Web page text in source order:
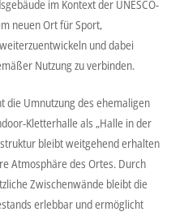
im Kontext der UNESCO-
neuen Ort für Sport,
und dabei
Nutzung zu verbinden.
die Umnutzung des ehemaligen
Kletterhalle als „Halle in der
bleibt weitgehend erhalten
Atmosphäre des Ortes. Durch
Zwischenwände bleibt die
erlebbar und ermöglicht